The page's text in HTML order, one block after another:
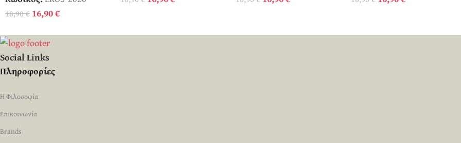
18,90€ 16,90€
Social Links
Πληροφορίες
Η Φιλοσοφία
Επικοινωνία
Brands